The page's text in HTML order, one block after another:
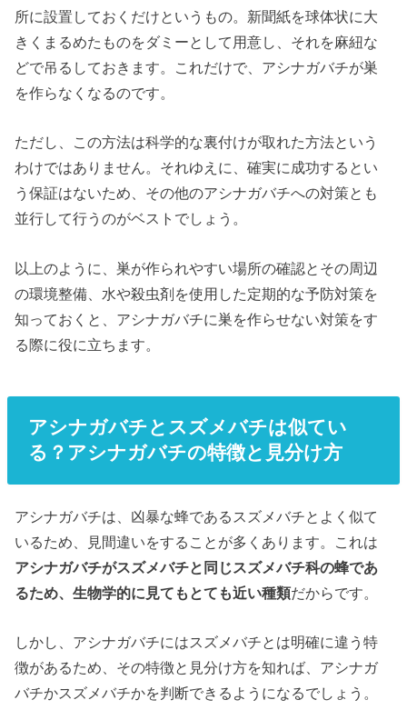
所に設置しておくだけというもの。新聞紙を球体状に大
きくまるめたものをダミーとして用意し、それを麻紐な
どで吊るしておきます。これだけで、アシナガバチが巣
を作らなくなるのです。
ただし、この方法は科学的な裏付けが取れた方法という
わけではありません。それゆえに、確実に成功するとい
う保証はないため、その他のアシナガバチへの対策とも
並行して行うのがベストでしょう。
以上のように、巣が作られやすい場所の確認とその周辺
の環境整備、水や殺虫剤を使用した定期的な予防対策を
知っておくと、アシナガバチに巣を作らせない対策をす
る際に役に立ちます。
アシナガバチとスズメバチは似てい
る？アシナガバチの特徴と見分け方
アシナガバチは、凶暴な蜂であるスズメバチとよく似て
いるため、見間違いをすることが多くあります。これは
アシナガバチがスズメバチと同じスズメバチ科の蜂であ
るため、生物学的に見てもとても近い種類だからです。
しかし、アシナガバチにはスズメバチとは明確に違う特
徴があるため、その特徴と見分け方を知れば、アシナガ
バチかスズメバチかを判断できるようになるでしょう。